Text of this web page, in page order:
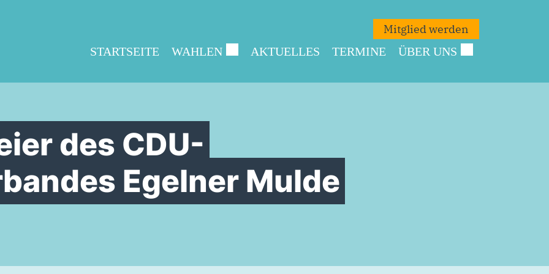
Mitglied werden
STARTSEITE WAHLEN AKTUELLES TERMINE ÜBER UNS
des CDU-
Egelner Mulde